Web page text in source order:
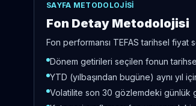
SAYFA METODOLOJISI
Fon Detay Metodolojisi
Fon performansı TEFAS tarihsel
Dönem getirileri seçilen fonun
YTD (yılbaşından bugüne) aynı yıl
Volatilite son 30 gözlemdeki günlük